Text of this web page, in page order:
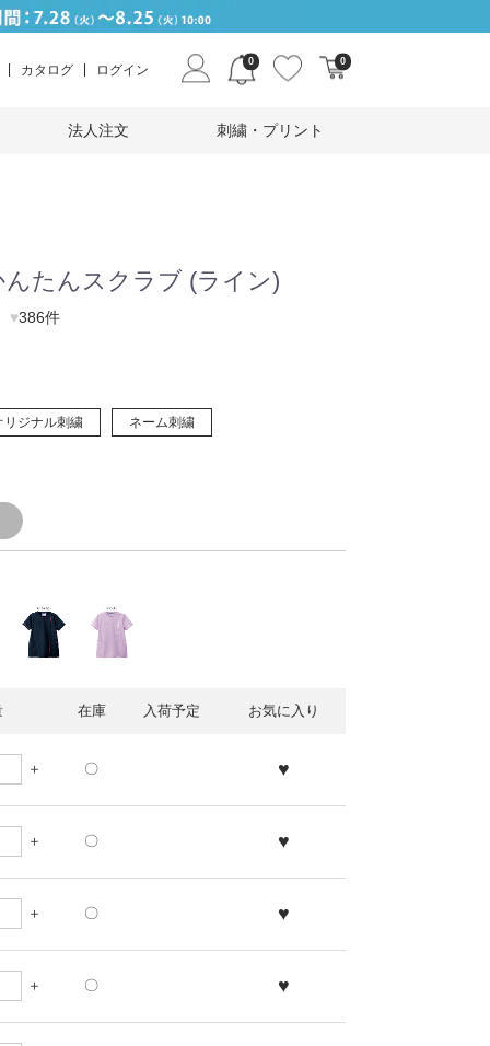
カタログ ログイン
0 0
法人注文 刺繍・プリント
たんスクラブ (ライン)
♥386件
リジナル刺繍 ネーム刺繍
在庫 入荷予定 お気に入り
〇 ♥
〇 ♥
〇 ♥
〇 ♥